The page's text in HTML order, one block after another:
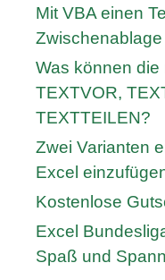
Mit VBA einen
Was können
TEXTVOR,
TEXTTEILEN?
Zwei Varianten
Excel
Kostenlose
Excel
Spaß und